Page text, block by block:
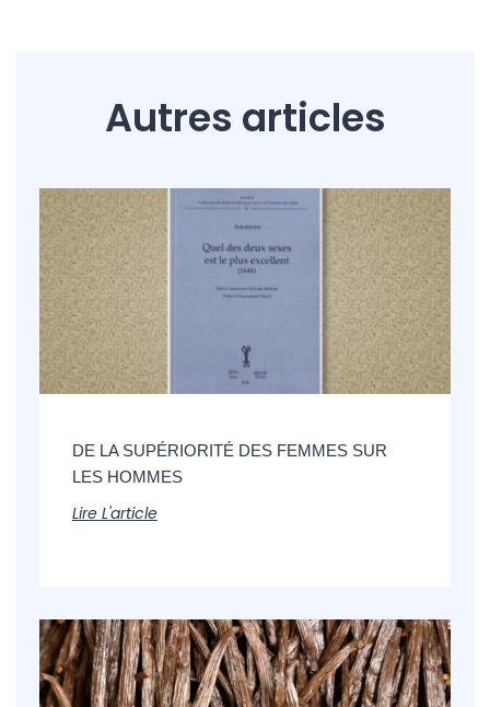
Autres articles
DE LA SUPÉRIORITÉ DES FEMMES SUR
LES HOMMES
Lire L'article